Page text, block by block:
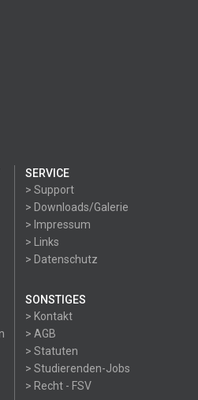
SERVICE
> Support
> Downloads/Galerie
> Impressum
> Links
> Datenschutz
SONSTIGES
> Kontakt
> AGB
> Statuten
> Studierenden-Jobs
> Recht - FSV